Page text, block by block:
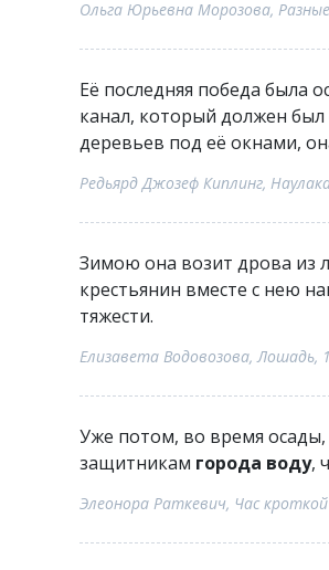
Ольга Юрьевна Морозова,
Её последняя победа была
канал, который должен
деревьев под её окнами,
Редьярд Джозеф Киплинг,
Зимою она возит дрова из
крестьянин вместе с нею
тяжести.
Елизавета Водовозова, Лошадь,
Уже потом, во время осады,
защитникам города воду,
Элеонора Раткевич, Час